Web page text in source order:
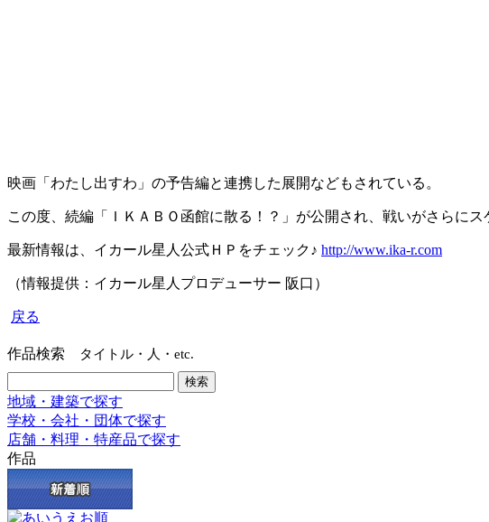
映画「わたし出すわ」の予告編と連携した展開などもされている。
この度、続編「ＩＫＡＢＯ函館に散る！？」が公開され、戦いがさらに
最新情報は、イカール星人公式ＨＰをチェック♪ http://www.ika-r.com
（情報提供：イカール星人プロデューサー 阪口）
戻る
作品検索 タイトル・人・etc.
地域・建築で探す
学校・会社・団体で探す
店舗・料理・特産品で探す
作品